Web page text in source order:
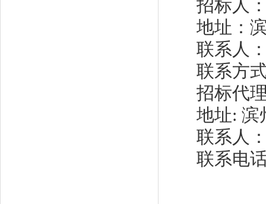
招标人
地址：
联系人
联系方
招标代
地址: 滨
联系人
联系电